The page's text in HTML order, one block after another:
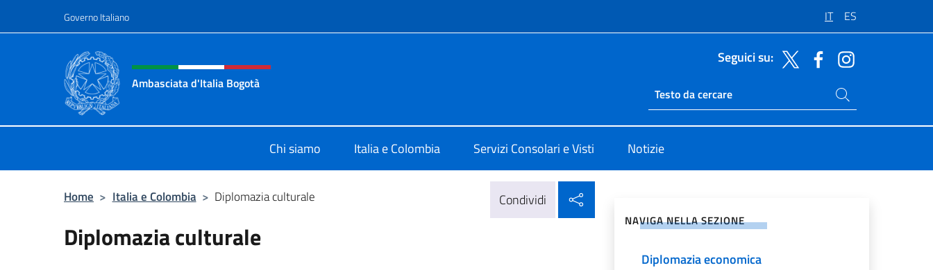
Governo Italiano IT ES
Intestazione sito, social e menù
Ambasciata d'Italia Bogotà
Seguici su:
Ricerca sito live
Cerca nel sito
Chi siamo Italia e Colombia Servizi Consolari e Visti Notizie
Home > Italia e Colombia > Diplomazia culturale Condividi
Diplomazia culturale NAVIGA NELLA SEZIONE
Diplomazia economica